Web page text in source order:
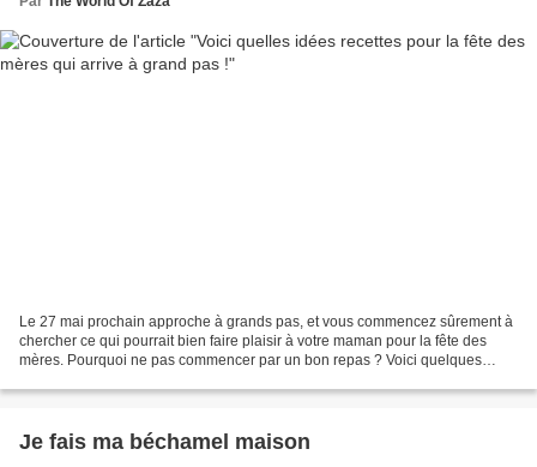
Le 27 mai prochain approche à grands pas, et vous commencez sûrement à
chercher ce qui pourrait bien faire plaisir à votre maman pour la fête des
mères. Pourquoi ne pas commencer par un bon repas ? Voici quelques
Je fais ma béchamel maison